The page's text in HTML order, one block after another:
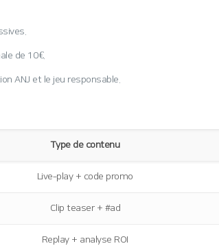
de 10 €.
ANJ et le jeu responsable.
Type de contenu
Live‑play + code promo
Clip teaser + #ad
Replay + analyse ROI